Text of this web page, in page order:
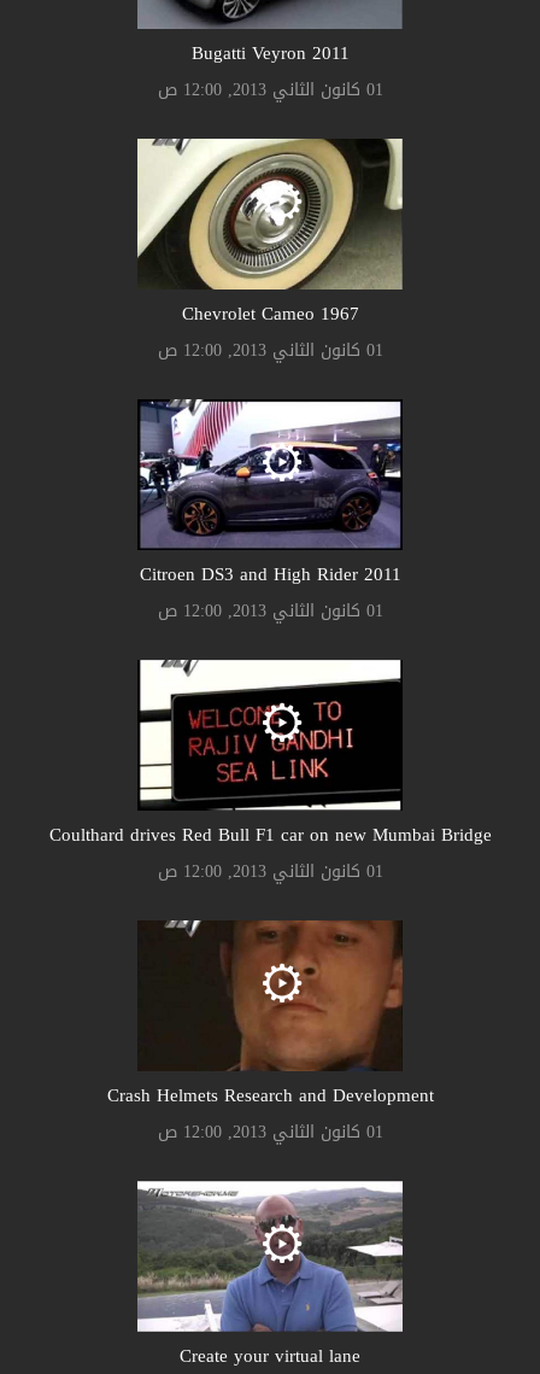
Bugatti Veyron 2011
01 كانون الثاني 2013, 12:00 ص
Chevrolet Cameo 1967
01 كانون الثاني 2013, 12:00 ص
Citroen DS3 and High Rider 2011
01 كانون الثاني 2013, 12:00 ص
Coulthard drives Red Bull F1 car on new Mumbai Bridge
01 كانون الثاني 2013, 12:00 ص
Crash Helmets Research and Development
01 كانون الثاني 2013, 12:00 ص
Create your virtual lane